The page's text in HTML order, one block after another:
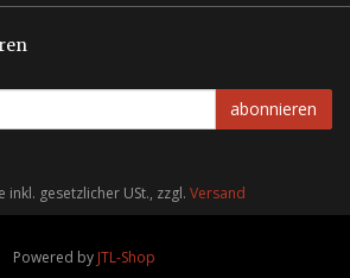
abonnieren
inkl. gesetzlicher USt., zzgl. Versand
Powered by JTL-Shop